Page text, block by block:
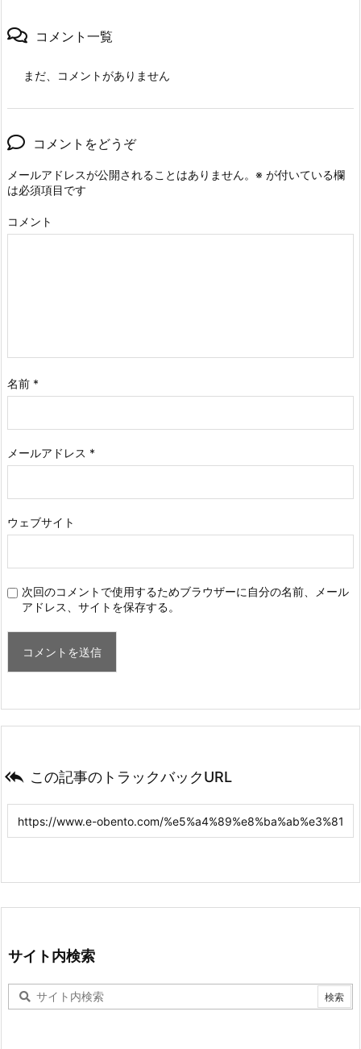
コメント一覧
まだ、コメントがありません
コメントをどうぞ
メールアドレスが公開されることはありません。 ※ が付いている欄
は必須項目です
コメント
名前 *
メールアドレス *
ウェブサイト
次回のコメントで使用するためブラウザーに自分の名前、メール
アドレス、サイトを保存する。
 この記事のトラックバックURL
サイト内検索